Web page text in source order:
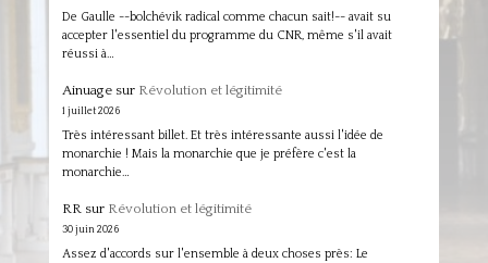
De Gaulle --bolchévik radical comme chacun sait!-- avait su
accepter l'essentiel du programme du CNR, même s'il avait
réussi à…
Ainuagesur Révolution et légitimité
1 juillet 2026
Très intéressant billet. Et très intéressante aussi l'idée de
monarchie ! Mais la monarchie que je préfère c'est la
monarchie…
RR sur Révolution et légitimité
30 juin 2026
Assez d'accords sur l'ensemble à deux choses près: Le